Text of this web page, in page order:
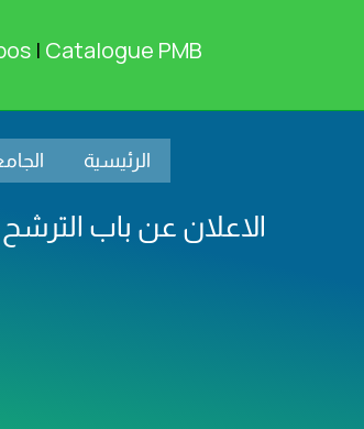
| Catalogue PMB
الرئيسية
الاعلان عن باب